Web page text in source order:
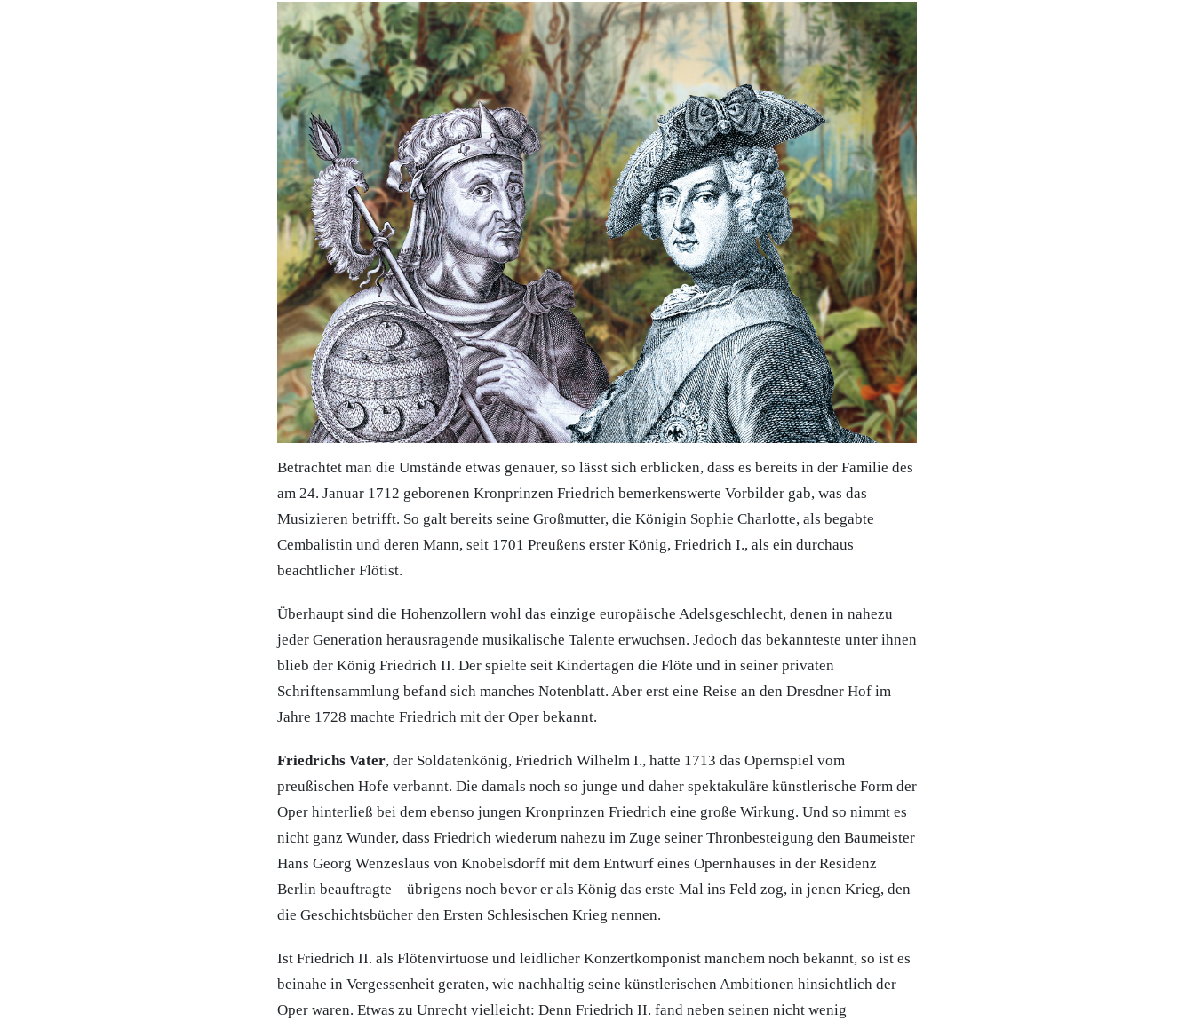
Betrachtet man die Umstände etwas genauer, so lässt sich erblicken, dass es bereits in der Familie des
am 24. Januar 1712 geborenen Kronprinzen Friedrich bemerkenswerte Vorbilder gab, was das
Musizieren betrifft. So galt bereits seine Großmutter, die Königin Sophie Charlotte, als begabte
Cembalistin und deren Mann, seit 1701 Preußens erster König, Friedrich I., als ein durchaus
beachtlicher Flötist.
Überhaupt sind die Hohenzollern wohl das einzige europäische Adelsgeschlecht, denen in nahezu
jeder Generation herausragende musikalische Talente erwuchsen. Jedoch das bekannteste unter ihnen
blieb der König Friedrich II. Der spielte seit Kindertagen die Flöte und in seiner privaten
Schriftensammlung befand sich manches Notenblatt. Aber erst eine Reise an den Dresdner Hof im
Jahre 1728 machte Friedrich mit der Oper bekannt.
Friedrichs Vater, der Soldatenkönig, Friedrich Wilhelm I., hatte 1713 das Opernspiel vom
preußischen Hofe verbannt. Die damals noch so junge und daher spektakuläre künstlerische Form der
Oper hinterließ bei dem ebenso jungen Kronprinzen Friedrich eine große Wirkung. Und so nimmt es
nicht ganz Wunder, dass Friedrich wiederum nahezu im Zuge seiner Thronbesteigung den Baumeister
Hans Georg Wenzeslaus von Knobelsdorff mit dem Entwurf eines Opernhauses in der Residenz
Berlin beauftragte – übrigens noch bevor er als König das erste Mal ins Feld zog, in jenen Krieg, den
die Geschichtsbücher den Ersten Schlesischen Krieg nennen.
Ist Friedrich II. als Flötenvirtuose und leidlicher Konzertkomponist manchem noch bekannt, so ist es
beinahe in Vergessenheit geraten, wie nachhaltig seine künstlerischen Ambitionen hinsichtlich der
Oper waren. Etwas zu Unrecht vielleicht: Denn Friedrich II. fand neben seinen nicht wenig